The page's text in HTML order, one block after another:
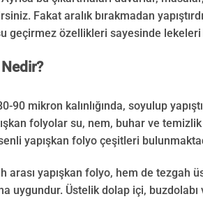
Fakat aralık bırakmadan
geçirmez özellikleri sayesinde
90 mikron kalınlığında, soyulup
folyolar su, nem, buhar ve
yapışkan folyo çeşitleri
arası yapışkan folyo, hem de tezgah
uygundur. Üstelik dolap içi,